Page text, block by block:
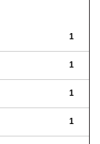
1
1
1
1